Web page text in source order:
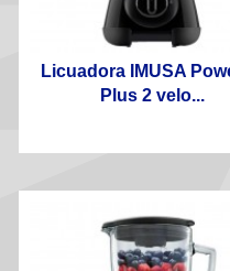
Licuadora IMUSA
Plus 2 velo...